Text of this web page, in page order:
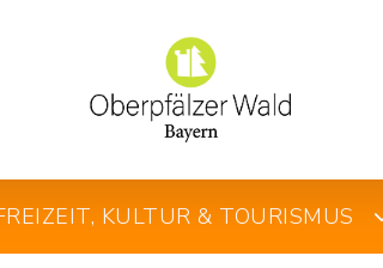
KULTUR & TOURISMUS